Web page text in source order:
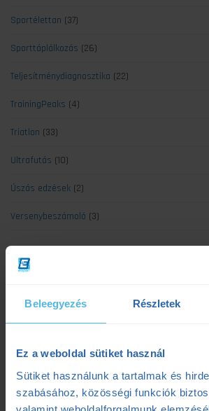
Beleegyezés Részletek
Ez a weboldal sütiket használ
Sütiket használunk a tartalmak és
szabásához, közösségi funkciók
Sportélettan (37)
Sporttáplálkozás (26)
Teljesítménydiagnosztika (22)
TrainingPeaks (4)
Triatlon (33)
Ultrafutás (10)
Úszás edzések (2)
Versenybeszámoló (3)
Legújabb cikkek
2025.07.08.
Szenvedés vagy siker? Egy adat elárulja a
2025.07.07.